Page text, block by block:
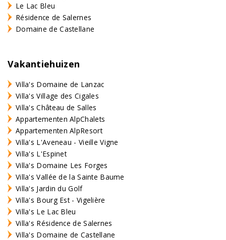
Le Lac Bleu
Résidence de Salernes
Domaine de Castellane
Vakantiehuizen
Villa's Domaine de Lanzac
Villa's Village des Cigales
Villa's Château de Salles
Appartementen AlpChalets
Appartementen AlpResort
Villa's L'Aveneau - Vieille Vigne
Villa's L'Espinet
Villa's Domaine Les Forges
Villa's Vallée de la Sainte Baume
Villa's Jardin du Golf
Villa's Bourg Est - Vigelière
Villa's Le Lac Bleu
Villa's Résidence de Salernes
Villa's Domaine de Castellane